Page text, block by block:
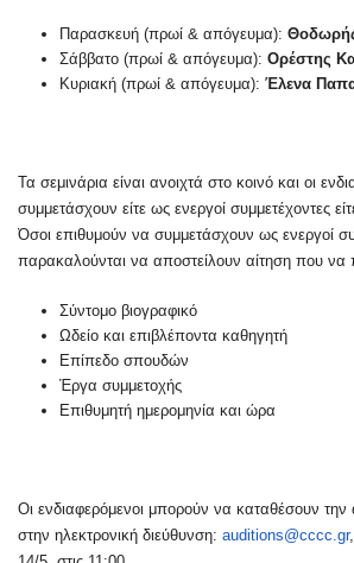
Παρασκευή (πρωί & απόγευμα):
Σάββατο (πρωί & απόγευμα): Ορέστης
Κυριακή (πρωί & απόγευμα): Έλενα
Τα σεμινάρια είναι ανοιχτά στο κοινό και οι
συμμετάσχουν είτε ως ενεργοί συμμετέχοντες
Όσοι επιθυμούν να συμμετάσχουν ως ενεργοί
παρακαλούνται να αποστείλουν αίτηση που να
Σύντομο βιογραφικό
Ωδείο και επιβλέποντα καθηγητή
Επίπεδο σπουδών
Έργα συμμετοχής
Επιθυμητή ημερομηνία και ώρα
Οι ενδιαφερόμενοι μπορούν να καταθέσουν την
στην ηλεκτρονική διεύθυνση: auditions@cccc.gr